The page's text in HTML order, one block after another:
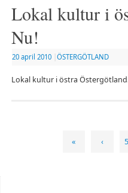
Lokal kultur i
Nu!
20 april 2010 ÖSTERGÖTLAND
Lokal kultur i östra
« ‹